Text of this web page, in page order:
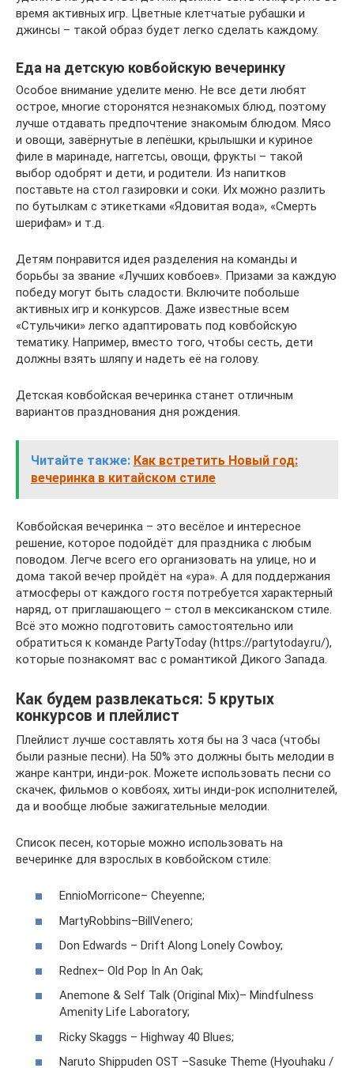
время активных игр. Цветные клетчатые рубашки и
джинсы – такой образ будет легко сделать каждому.
Еда на детскую ковбойскую вечеринку
Особое внимание уделите меню. Не все дети любят
острое, многие сторонятся незнакомых блюд, поэтому
лучше отдавать предпочтение знакомым блюдом. Мясо
и овощи, завёрнутые в лепёшки, крылышки и куриное
филе в маринаде, наггетсы, овощи, фрукты – такой
выбор одобрят и дети, и родители. Из напитков
поставьте на стол газировки и соки. Их можно разлить
по бутылкам с этикетками «Ядовитая вода», «Смерть
шерифам» и т.д.
Детям понравится идея разделения на команды и
борьбы за звание «Лучших ковбоев». Призами за каждую
победу могут быть сладости. Включите побольше
активных игр и конкурсов. Даже известные всем
«Стульчики» легко адаптировать под ковбойскую
тематику. Например, вместо того, чтобы сесть, дети
должны взять шляпу и надеть её на голову.
Детская ковбойская вечеринка станет отличным
вариантов празднования дня рождения.
Читайте также: Как встретить Новый год:
вечеринка в китайском стиле
Ковбойская вечеринка – это весёлое и интересное
решение, которое подойдёт для праздника с любым
поводом. Легче всего его организовать на улице, но и
дома такой вечер пройдёт на «ура». А для поддержания
атмосферы от каждого гостя потребуется характерный
наряд, от приглашающего – стол в мексиканском стиле.
Всё это можно подготовить самостоятельно или
обратиться к команде PartyToday (https://partytoday.ru/),
которые познакомят вас с романтикой Дикого Запада.
Как будем развлекаться: 5 крутых
конкурсов и плейлист
Плейлист лучше составлять хотя бы на 3 часа (чтобы
были разные песни). На 50% это должны быть мелодии в
жанре кантри, инди-рок. Можете использовать песни со
скачек, фильмов о ковбоях, хиты инди-рок исполнителей,
да и вообще любые зажигательные мелодии.
Список песен, которые можно использовать на
вечеринке для взрослых в ковбойском стиле:
EnnioMorricone– Cheyenne;
MartyRobbins–BillVenero;
Don Edwards – Drift Along Lonely Cowboy;
Rednex– Old Pop In An Oak;
Anemone & Self Talk (Original Mix)– Mindfulness
Amenity Life Laboratory;
Ricky Skaggs – Highway 40 Blues;
Naruto Shippuden OST –Sasuke Theme (Hyouhaku /